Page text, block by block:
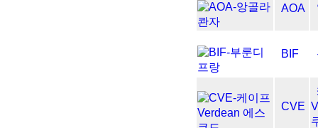
AOA
BIF
CVE